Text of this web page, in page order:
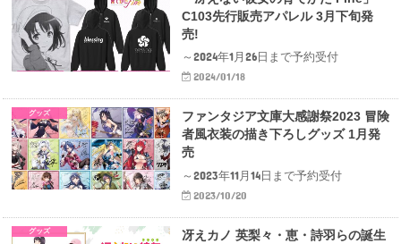
C103先行販売アパレル 3月下旬発
売!
～2024年1月26日まで予約受付
2024/01/18
グッズ
ファンタジア文庫大感謝祭2023 冒険
者風衣装の描き下ろしグッズ 1月発
売
～2023年11月14日まで予約受付
2023/10/20
グッズ
冴えカノ 英梨々・恵・詩羽らの誕生